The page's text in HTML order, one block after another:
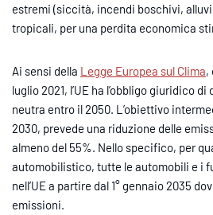
estremi (siccità, incendi boschivi,
tropicali, per una perdita economica
Ai sensi della Legge Europea sul Clima,
luglio 2021, l’UE ha l’obbligo giuridico
neutra entro il 2050. L’obiettivo
2030, prevede una riduzione delle
almeno del 55%. Nello specifico, per
automobilistico, tutte le automobili e i
nell’UE a partire dal 1° gennaio 2035
emissioni.